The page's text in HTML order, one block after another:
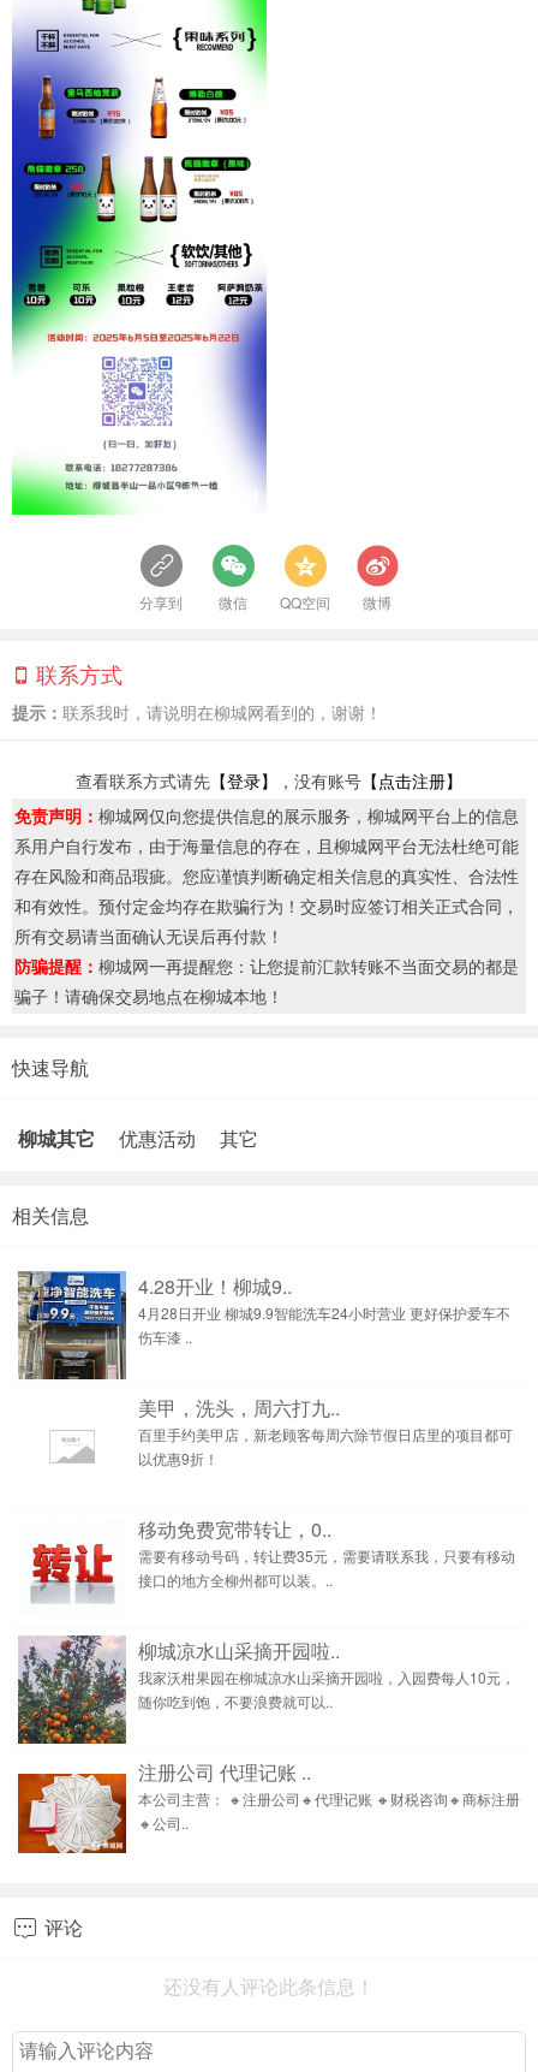
分享到 微信 QQ空间 微博
联系方式
提示： 联系我时，请说明在柳城网看到的，谢谢！
查看联系方式请先 【登录】 ，没有账号 【点击注册】
免责声明： 柳城网仅向您提供信息的展示服务，柳城网平台上的信息
系用户自行发布，由于海量信息的存在，且柳城网平台无法杜绝可能
存在风险和商品瑕疵。您应谨慎判断确定相关信息的真实性、合法性
和有效性。预付定金均存在欺骗行为！交易时应签订相关正式合同，
所有交易请当面确认无误后再付款！
防骗提醒： 柳城网一再提醒您：让您提前汇款转账不当面交易的都是
骗子！请确保交易地点在柳城本地！
快速导航
柳城其它 优惠活动 其它
相关信息
4.28开业！柳城9..
4月28日开业 柳城9.9智能洗车24小时营业 更好保护爱车不
伤车漆 ..
美甲，洗头，周六打九..
百里手约美甲店，新老顾客每周六除节假日店里的项目都可
以优惠9折！
移动免费宽带转让，0..
需要有移动号码，转让费35元，需要请联系我，只要有移动
接口的地方全柳州都可以装。..
柳城凉水山采摘开园啦..
我家沃柑果园在柳城凉水山采摘开园啦，入园费每人10元，
随你吃到饱，不要浪费就可以..
注册公司 代理记账 ..
本公司主营： 🔸注册公司🔸代理记账 🔸财税咨询🔸商标注册
🔸公司..
 评论
还没有人评论此条信息！